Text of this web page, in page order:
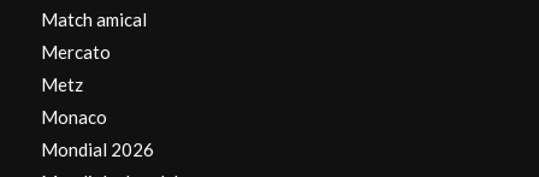
Match amical
Mercato
Metz
Monaco
Mondial 2026